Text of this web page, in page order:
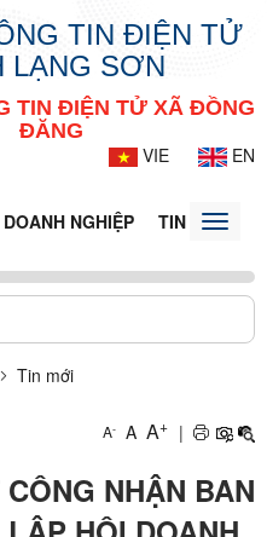
TIN ĐIỆN TỬ
LẠNG SƠN
TIN ĐIỆN TỬ XÃ ĐỒNG
ĐĂNG
VIE
EN
DOANH NGHIỆP TIN TỨC -
Toggle
Tin mới
A- A A+ |
NHẬN BAN